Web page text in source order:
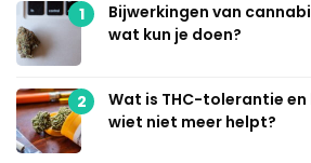
1
Bijwerkingen van
wat kun je doen?
2
Wat is THC-tolerantie
wiet niet meer helpt?